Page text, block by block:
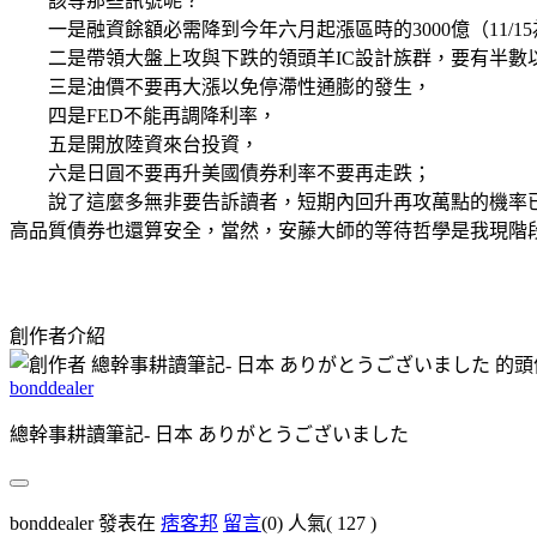
一是融資餘額必需降到今年六月起漲區時的3000億（11/15
二是帶領大盤上攻與下跌的領頭羊IC設計族群，要有半數
三是油價不要再大漲以免停滯性通膨的發生，
四是FED不能再調降利率，
五是開放陸資來台投資，
六是日圓不要再升美國債券利率不要再走跌；
說了這麼多無非要告訴讀者，短期內回升再攻萬點的機率
高品質債券也還算安全，當然，安藤大師的等待哲學是我現階
創作者介紹
bonddealer
總幹事耕讀筆記- 日本 ありがとうございました
bonddealer 發表在 痞客邦 留言(0) 人氣( 127 )